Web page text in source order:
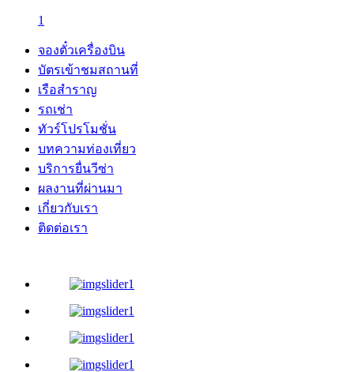
1
จองตั๋วเครื่องบิน
บัตรเข้าชมสถานที่
เรือสำราญ
รถเช่า
ทัวร์โปรโมชั่น
บทความท่องเที่ยว
บริการยื่นวีซ่า
ผลงานที่ผ่านมา
เกี่ยวกับเรา
ติดต่อเรา